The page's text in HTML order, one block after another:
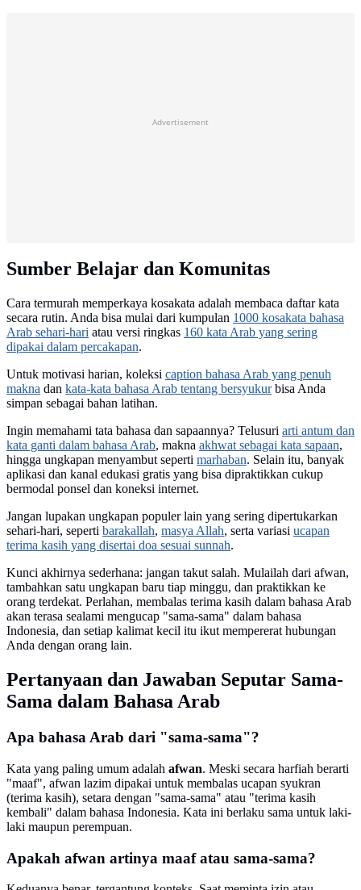
Advertisement
Sumber Belajar dan Komunitas
Cara termurah memperkaya kosakata adalah membaca daftar kata
secara rutin. Anda bisa mulai dari kumpulan 1000 kosakata bahasa
Arab sehari-hari atau versi ringkas 160 kata Arab yang sering
dipakai dalam percakapan.
Untuk motivasi harian, koleksi caption bahasa Arab yang penuh
makna dan kata-kata bahasa Arab tentang bersyukurbisa Anda
simpan sebagai bahan latihan.
Ingin memahami tata bahasa dan sapaannya? Telusuri arti antum dan
kata ganti dalam bahasa Arab, makna akhwat sebagai kata sapaan,
hingga ungkapan menyambut seperti marhaban. Selain itu, banyak
aplikasi dan kanal edukasi gratis yang bisa dipraktikkan cukup
bermodal ponsel dan koneksi internet.
Jangan lupakan ungkapan populer lain yang sering dipertukarkan
sehari-hari, seperti barakallah, masya Allah, serta variasi ucapan
terima kasih yang disertai doa sesuai sunnah.
Kunci akhirnya sederhana: jangan takut salah. Mulailah dari afwan,
tambahkan satu ungkapan baru tiap minggu, dan praktikkan ke
orang terdekat. Perlahan, membalas terima kasih dalam bahasa Arab
akan terasa sealami mengucap "sama-sama" dalam bahasa
Indonesia, dan setiap kalimat kecil itu ikut mempererat hubungan
Anda dengan orang lain.
Pertanyaan dan Jawaban Seputar Sama-
Sama dalam Bahasa Arab
Apa bahasa Arab dari "sama-sama"?
Kata yang paling umum adalah afwan. Meski secara harfiah berarti
"maaf", afwan lazim dipakai untuk membalas ucapan syukran
(terima kasih), setara dengan "sama-sama" atau "terima kasih
kembali" dalam bahasa Indonesia. Kata ini berlaku sama untuk laki-
laki maupun perempuan.
Apakah afwan artinya maaf atau sama-sama?